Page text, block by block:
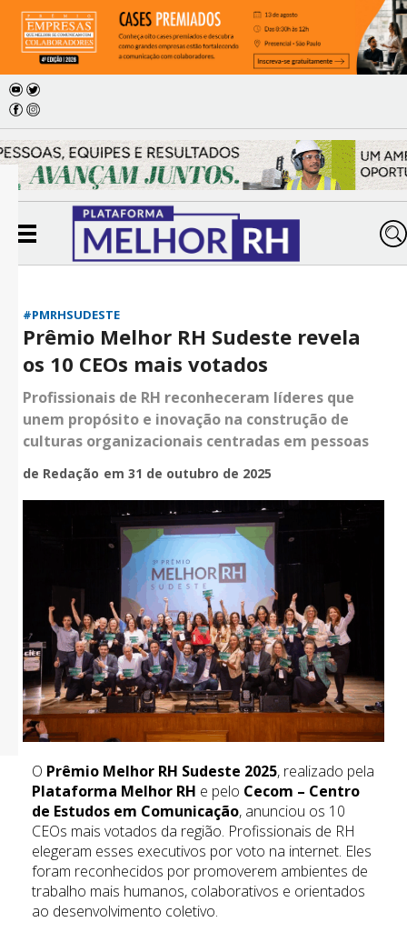
#PMRHSUDESTE
Prêmio Melhor RH Sudeste revela
os 10 CEOs mais votados
Profissionais de RH reconheceram líderes que
unem propósito e inovação na construção de
culturas organizacionais centradas em pessoas
de Redação em 31 de outubro de 2025
O Prêmio Melhor RH Sudeste 2025, realizado pela
Plataforma Melhor RH e pelo Cecom – Centro
de Estudos em Comunicação, anunciou os 10
CEOs mais votados da região. Profissionais de RH
elegeram esses executivos por voto na internet. Eles
foram reconhecidos por promoverem ambientes de
trabalho mais humanos, colaborativos e orientados
ao desenvolvimento coletivo.